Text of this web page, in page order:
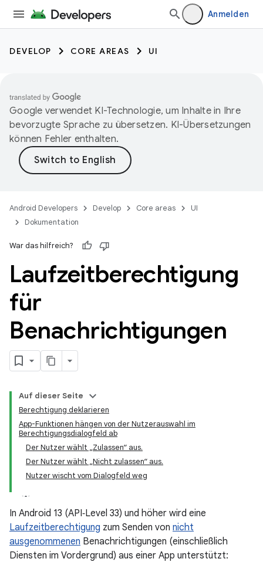
Anmelden
DEVELOP CORE AREAS UI
Google verwendet KI-Technologie, um Inhalte in Ihre
bevorzugte Sprache zu übersetzen. KI-Übersetzungen
können Fehler enthalten.
Android Developers Develop Core areas
UI
Dokumentation
War das hilfreich?
Laufzeitberechtigung
für
Benachrichtigungen
Auf dieser Seite
Berechtigung deklarieren
App-Funktionen hängen von der Nutzerauswahl im
Berechtigungsdialogfeld ab
Der Nutzer wählt „Zulassen“ aus.
Der Nutzer wählt „Nicht zulassen“ aus.
Nutzer wischt vom Dialogfeld weg
In Android 13 (API‑Level 33) und höher wird eine
Laufzeitberechtigung zum Senden von nicht
ausgenommenen Benachrichtigungen (einschließlich
Diensten im Vordergrund) aus einer App unterstützt: